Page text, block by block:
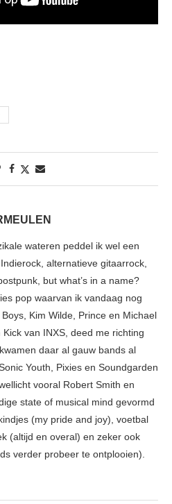
wateren peddel ik wel een
alternatieve gitaarrock,
but what’s in a name?
pop waarvan ik vandaag nog
Kim Wilde, Prince en Michael
van INXS, deed me richting
daar al gauw bands al
Youth, Pixies en Soundgarden
vooral Robert Smith en
state of musical mind gevormd
(my pride and joy), voetbal
(altijd en overal) en zeker ook
verder probeer te ontplooien).